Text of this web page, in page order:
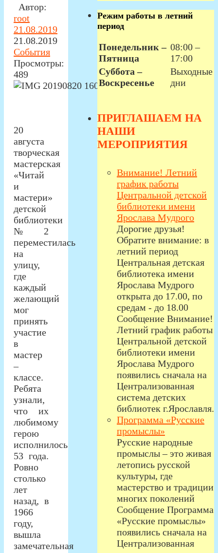
Автор:
root
21.08.2019
21.08.2019
События
Просмотры:
489
20
августа
творческая
мастерская
«Читай
и
мастери»
детской
библиотеки
№ 2
переместилась
на
улицу,
где
каждый
желающий
мог
принять
участие
в
мастер
–
классе.
Ребята
узнали,
что их
любимому
герою
исполнилось
53 года.
Ровно
столько
лет
назад, в
1966
году,
вышла
замечательная
Режим работы в летний
период
Понедельник –
Пятница
08:00 –
17:00
Суббота –
Воскресенье
Выходные
дни
ПРИГЛАШАЕМ НА
НАШИ
МЕРОПРИЯТИЯ
Внимание! Летний
график работы
Центральной детской
библиотеки имени
Ярослава Мудрого
Дорогие друзья!
Обратите внимание: в
летний период
Центральная детская
библиотека имени
Ярослава Мудрого
открыта до 17.00, по
средам - до 18.00
Сообщение Внимание!
Летний график работы
Центральной детской
библиотеки имени
Ярослава Мудрого
появились сначала на
Централизованная
система детских
библиотек г.Ярославля.
Программа «Русские
промыслы»
Русские народные
промыслы – это живая
летопись русской
культуры, где
мастерство и традиции
многих поколений
Сообщение Программа
«Русские промыслы»
появились сначала на
Централизованная